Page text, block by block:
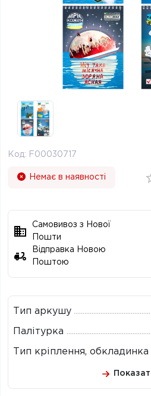
Код: F00030717
Немає в наявності
Самовивоз з Нової
Пошти
Відправка Новою
Поштою
Тип аркушу
Палітурка
Тип кріплення, обкладинка